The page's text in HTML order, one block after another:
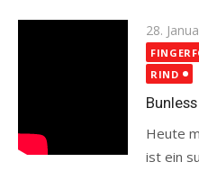
Posted
on
28.
RIND
Heute
ist ein